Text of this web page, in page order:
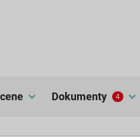
dokumenty 4